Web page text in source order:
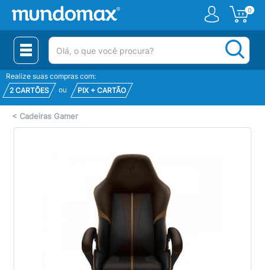
0
(pesquisar)
Realize suas compras com:
2 CARTÕES
ou PIX + CARTÃO
< Cadeiras Gamer